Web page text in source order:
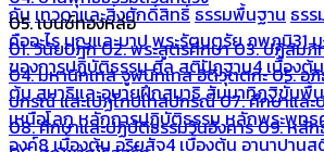
กันเทวดาและสิ่งศักดิ์สิทธิ์ธรรมพื้นฐาน ธรร
คืออะไรบุญและบาปพระรัตนตรัยภพภูมิ31
ของการปฏิบัติธรรมศีลสติปัฏฐาน4 เบื้องต้น
ต้นสมาธิและอุบายฝึกสมาธิสัมมาทิฏฐิขั้นพื้
เหนือโลกหลักการปฏิบัติธรรมหลักพระพุทธ
องค์8 เบื้องต้นอริยสัจ4 เบื้องต้นอานาปาน
05. เบนซ์ทองหล่อ
01. วินัยปิฎก02. พระสูตรศึกษา03. ปฏิสัมภิ
04. มหานิทเทส จูฬนิทเทส อิติวุตตกะ05. อ
ปกรณ์ และเปฏโกปเทสปกรณ์07. ศึกษาแล
08. ศึกษาและปฏิบัติธรรมวันอังคาร09. หลัก